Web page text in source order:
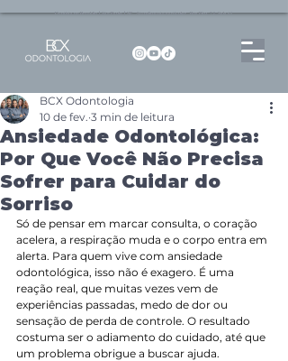
Dentista no Brooklin | São Paulo | SP Atendimento particular Rua Pitu, 72, Sala 65
Ansiedade Odontológica:
Por Que Você Não Precisa
Sofrer para Cuidar do
Sorriso
BCX Odontologia
10 de fev. 3 min de leitura
Só de pensar em marcar consulta, o coração
acelera, a respiração muda e o corpo entra em
alerta. Para quem vive com ansiedade
odontológica, isso não é exagero. É uma
reação real, que muitas vezes vem de
experiências passadas, medo de dor ou
sensação de perda de controle. O resultado
costuma ser o adiamento do cuidado, até que
um problema obrigue a buscar ajuda.